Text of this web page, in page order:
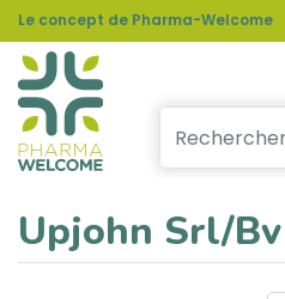
Le concept de Pharma-Welcome
Upjohn Srl/Bv